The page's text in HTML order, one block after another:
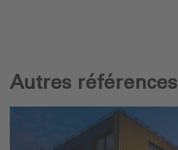
Autres références